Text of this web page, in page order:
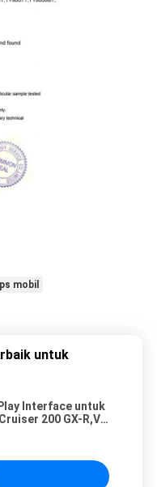
mobil
untuk
Interface untuk
200 GX-R,VX-